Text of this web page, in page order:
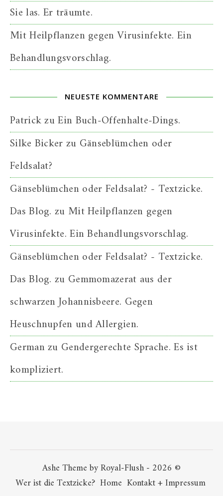
Sie las. Er träumte.
Mit Heilpflanzen gegen Virusinfekte. Ein
Behandlungsvorschlag.
NEUESTE KOMMENTARE
PatrickzuEin Buch-Offenhalte-Dings.
Silke Bickerzu Gänseblümchen oder
Feldsalat?
Gänseblümchen oder Feldsalat? - Textzicke.
Das Blog. zu Mit Heilpflanzen gegen
Virusinfekte. Ein Behandlungsvorschlag.
Gänseblümchen oder Feldsalat? - Textzicke.
Das Blog. zu Gemmomazerat aus der
schwarzen Johannisbeere. Gegen
Heuschnupfen und Allergien.
Germanzu Gendergerechte Sprache. Es ist
kompliziert.
Ashe Theme by Royal-Flush - 2026 ©
Wer ist die Textzicke? Home Kontakt + Impressum